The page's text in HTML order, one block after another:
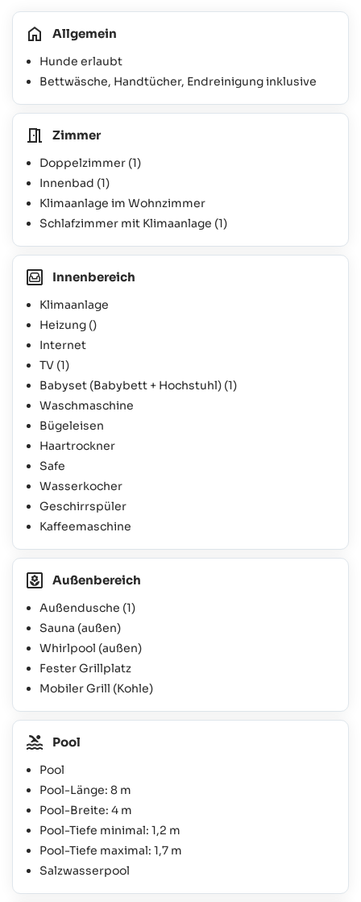
Allgemein
Hunde erlaubt
Bettwäsche, Handtücher, Endreinigung inklusive
Zimmer
Doppelzimmer (1)
Innenbad (1)
Klimaanlage im Wohnzimmer
Schlafzimmer mit Klimaanlage (1)
Innenbereich
Klimaanlage
Heizung ()
Internet
TV (1)
Babyset (Babybett + Hochstuhl) (1)
Waschmaschine
Bügeleisen
Haartrockner
Safe
Wasserkocher
Geschirrspüler
Kaffeemaschine
Außenbereich
Außendusche (1)
Sauna (außen)
Whirlpool (außen)
Fester Grillplatz
Mobiler Grill (Kohle)
Pool
Pool
Pool-Länge: 8 m
Pool-Breite: 4 m
Pool-Tiefe minimal: 1,2 m
Pool-Tiefe maximal: 1,7 m
Salzwasserpool